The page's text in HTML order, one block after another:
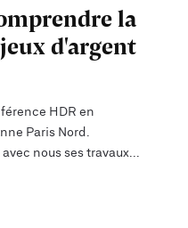
la
d'argent
HDR en
Paris Nord.
nous ses travaux